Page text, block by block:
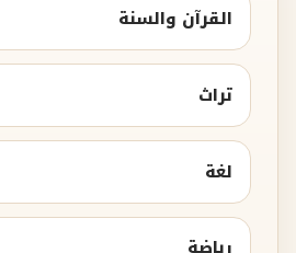
القرآن والسنة
تراث
لغة